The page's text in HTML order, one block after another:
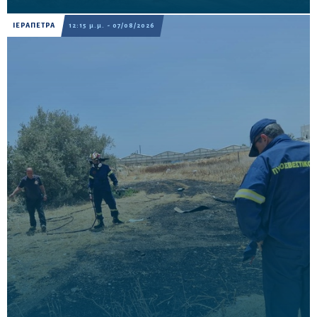
ΙΕΡΑΠΕΤΡΑ 12:15 μ.μ. - 07/08/2026